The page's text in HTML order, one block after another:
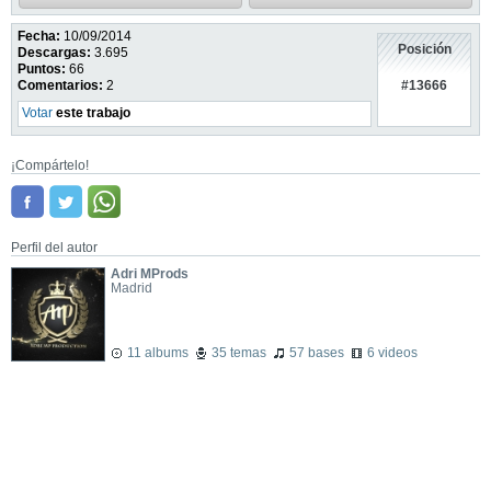
Fecha: 10/09/2014
Descargas: 3.695
Puntos: 66
Comentarios: 2
Votar este trabajo
Posición
#13666
¡Compártelo!
Perfil del autor
Adri MProds
Madrid
11 albums 35 temas 57 bases 6 videos